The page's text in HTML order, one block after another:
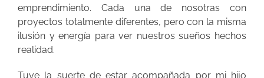
emprendimiento. Cada una de nosotras con
proyectos totalmente diferentes, pero con la misma
ilusión y energía para ver nuestros sueños hechos
realidad.
Tuve la suerte de estar acompañada por mi hijo